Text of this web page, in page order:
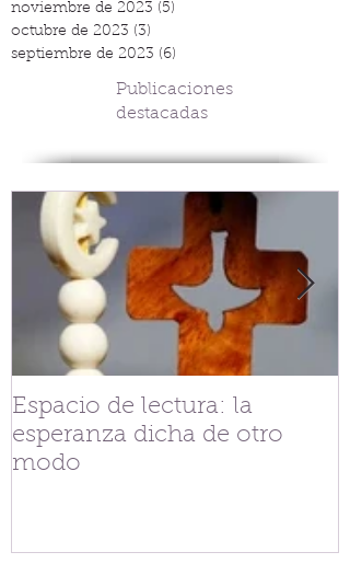
noviembre de 2023 (5)
octubre de 2023 (3)
septiembre de 2023 (6)
Publicaciones
destacadas
Espacio de lectura: la
esperanza dicha de otro
modo